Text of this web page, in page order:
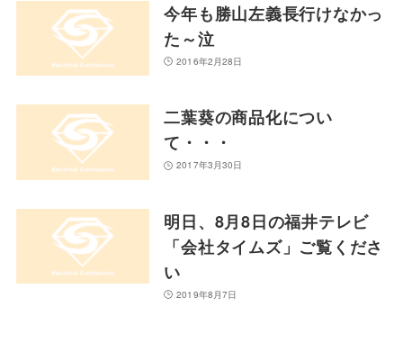
今年も勝山左義長行けなかっ
た～泣
2016年2月28日
二葉葵の商品化につい
て・・・
2017年3月30日
明日、8月8日の福井テレビ
「会社タイムズ」ご覧くださ
い
2019年8月7日